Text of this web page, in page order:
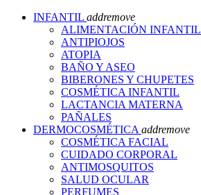
INFANTIL addremove
ALIMENTACIÓN INFANTIL
ANTIPIOJOS
ATOPIA
BAÑO Y ASEO
BIBERONES Y CHUPETES
COSMÉTICA INFANTIL
LACTANCIA MATERNA
PAÑALES
DERMOCOSMÉTICA addremove
COSMÉTICA FACIAL
CUIDADO CORPORAL
ANTIMOSQUITOS
SALUD OCULAR
PERFUMES